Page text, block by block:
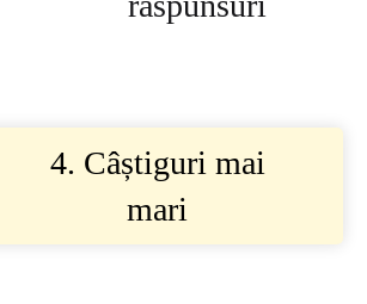
4. Câștiguri mai
mari